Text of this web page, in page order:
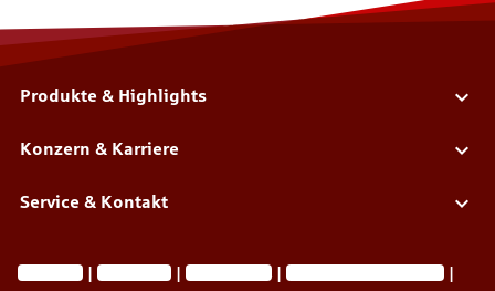
Produkte & Highlights
Konzern & Karriere
Service & Kontakt
Impressum Datenschutz Barrierefreiheit Privatsphäre-Einstellungen